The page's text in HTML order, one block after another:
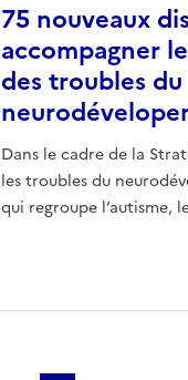
75 nouveaux
accompagner
des troubles du
Dans le cadre de la
les troubles du
qui regroupe l’autisme,